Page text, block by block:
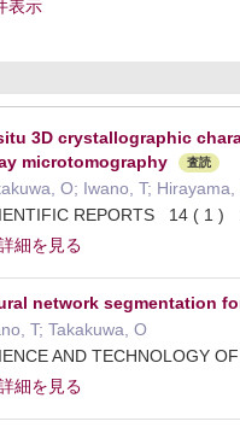
表示
3D crystallographic
microtomography
査読
O; Iwano, T;
REPORTS 14 ( 1
細を見る
network segmentation
T; Takakuwa, O
AND TECHNOLOGY
細を見る